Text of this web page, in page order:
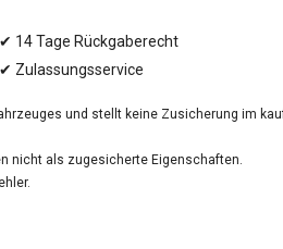
✔ 14 Tage Rückgaberecht
✔ Zulassungsservice
und stellt keine Zusicherung im
nicht als zugesicherte Eigenschaften.